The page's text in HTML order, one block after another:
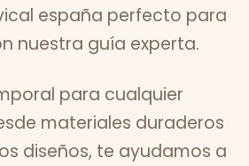
españa perfecto para
nuestra guía experta.
para cualquier
materiales duraderos
diseños, te ayudamos a